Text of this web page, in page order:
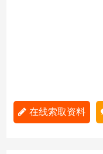
在线索取资料